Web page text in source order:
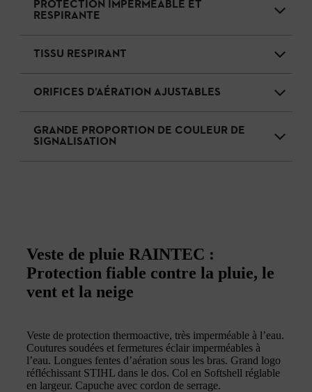
PROTECTION IMPERMÉABLE ET
RESPIRANTE
TISSU RESPIRANT
ORIFICES D’AÉRATION AJUSTABLES
GRANDE PROPORTION DE COULEUR DE
SIGNALISATION
Veste de pluie RAINTEC :
Protection fiable contre la pluie, le
vent et la neige
Veste de protection thermoactive, très imperméable à l’eau.
Coutures soudées et fermetures éclair imperméables à
l’eau. Longues fentes d’aération sous les bras. Grand logo
réfléchissant STIHL dans le dos. Col en Softshell réglable
en largeur. Capuche avec cordon de serrage.